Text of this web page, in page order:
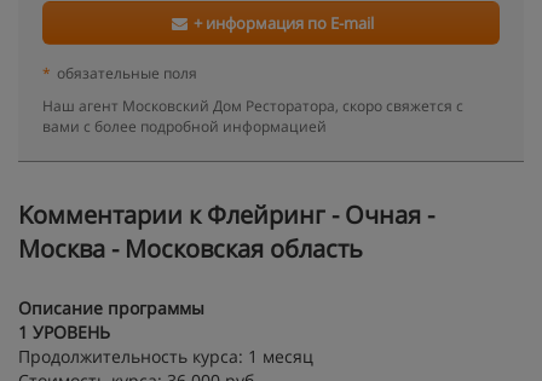
+ информация по E-mail
* обязательные поля
Наш агент Московский Дом Ресторатора, скоро свяжется с
вами с более подробной информацией
Kомментарии к Флейринг - Очная -
Москва - Московская область
Описание программы
1 УРОВЕНЬ
Продолжительность курса: 1 месяц